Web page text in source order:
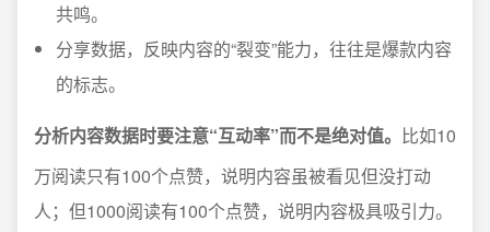
共鸣。
分享数据，反映内容的“裂变”能力，往往是爆款内容
的标志。
分析内容数据时要注意“互动率”而不是绝对值。 比如10
万阅读只有100个点赞，说明内容虽被看见但没打动
人；但1000阅读有100个点赞，说明内容极具吸引力。